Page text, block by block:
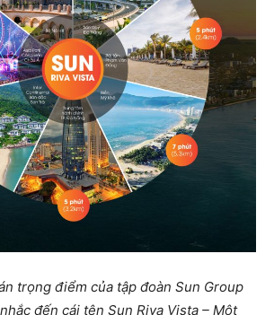
trọng điểm của tập đoàn Sun Group
đến cái tên Sun Riva Vista – Một